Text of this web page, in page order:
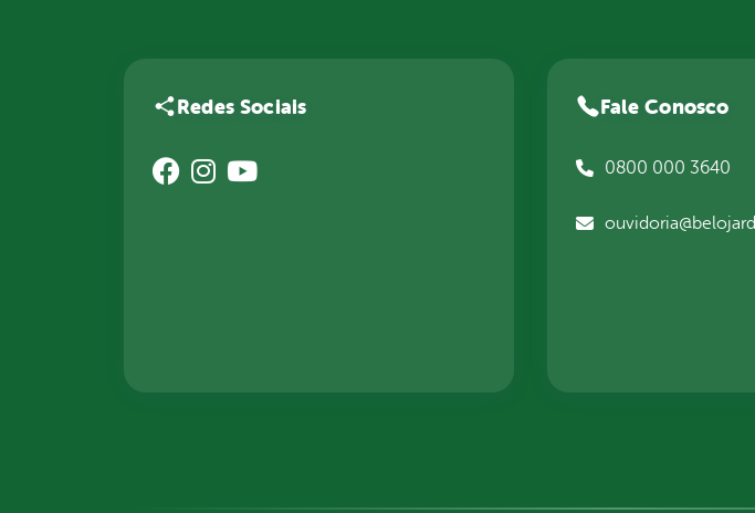
Redes Sociais Fale Conosco
0800 000 3640